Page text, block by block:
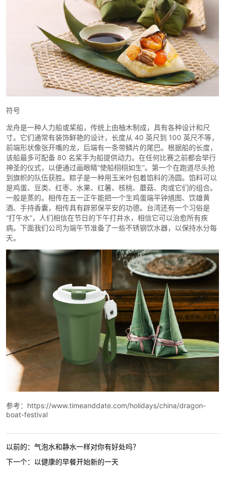
以前的： 气泡水和静水一样对你有好处吗？
下一个： 以健康的早餐开始新的一天